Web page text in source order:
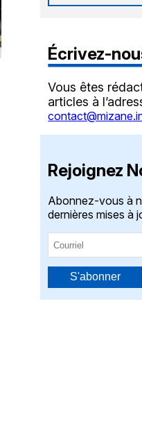
Écrivez-
Vous êtes
articles à
Rejoignez
Abonnez-vous à
dernières mises à
S'abonner